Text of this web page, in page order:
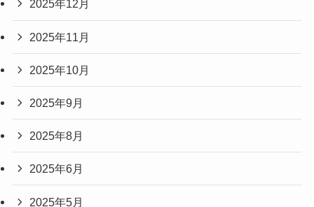
2025年12月
2025年11月
2025年10月
2025年9月
2025年8月
2025年6月
2025年5月